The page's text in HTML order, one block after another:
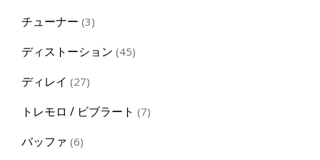
チューナー 33
ディストーション 4545
ディレイ 2727
トレモロ / ビブラート 77
バッファ 66